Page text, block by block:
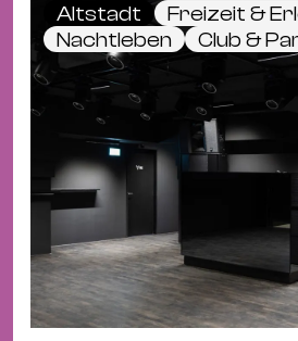
Altstadt
Freizeit &
Nachtleben
Club &